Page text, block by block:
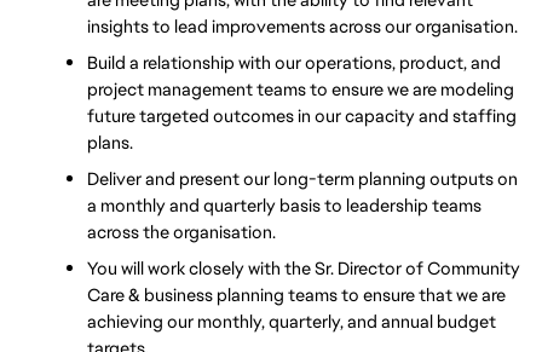
insights to lead improvements across our organisation.
Build a relationship with our operations, product, and
project management teams to ensure we are modeling
future targeted outcomes in our capacity and staffing
plans.
Deliver and present our long-term planning outputs on
a monthly and quarterly basis to leadership teams
across the organisation.
You will work closely with the Sr. Director of Community
Care & business planning teams to ensure that we are
achieving our monthly, quarterly, and annual budget